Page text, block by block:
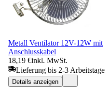
Metall Ventilator 12V-12W mit
Anschlusskabel
18,19 €inkl. MwSt.
Lieferung bis 2-3 Arbeitstage
Details anzeigen